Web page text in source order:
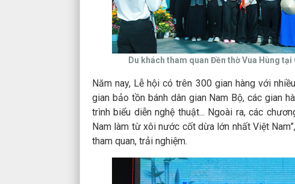
Du khách tham quan Đền thờ Vua Hùng
Năm nay, Lễ hội có trên 300 gian hàng với
gian bảo tồn bánh dân gian Nam Bộ, các gian
trình biểu diễn nghệ thuật... Ngoài ra, các
Nam làm từ xôi nước cốt dừa lớn nhất Việt
tham quan, trải nghiệm.